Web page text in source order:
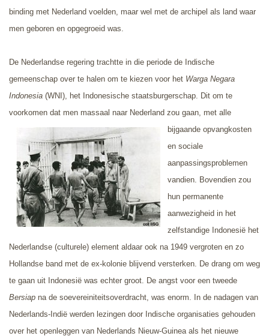
binding met Nederland voelden, maar wel met de archipel als land waar
men geboren en opgegroeid was.
De Nederlandse regering trachtte in die periode de Indische
gemeenschap over te halen om te kiezen voor het Warga Negara
Indonesia (WNI), het Indonesische staatsburgerschap. Dit om te
voorkomen dat men massaal naar Nederland zou gaan, met alle
bijgaande opvangkosten
en sociale
aanpassingsproblemen
vandien. Bovendien zou
hun permanente
aanwezigheid in het
zelfstandige Indonesië het
Nederlandse (culturele) element aldaar ook na 1949 vergroten en zo
Hollandse band met de ex-kolonie blijvend versterken. De drang om weg
te gaan uit Indonesië was echter groot. De angst voor een tweede
Bersiap na de soevereiniteitsoverdracht, was enorm. In de nadagen van
Nederlands-Indië werden lezingen door Indische organisaties gehouden
over het openleggen van Nederlands Nieuw-Guinea als het nieuwe